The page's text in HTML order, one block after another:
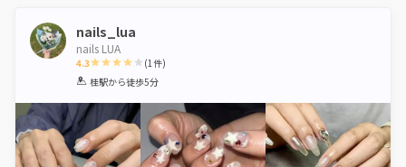
nails_lua
nails LUA
4.3
1 2 3 4 5
(1件)
桂駅から徒歩5分